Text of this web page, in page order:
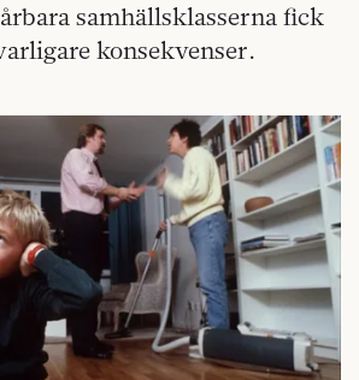
samhällsklasserna fick
konsekvenser.